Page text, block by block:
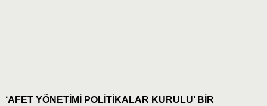
‘AFET YÖNETİMİ POLİTİKALAR KURULU’ BİR